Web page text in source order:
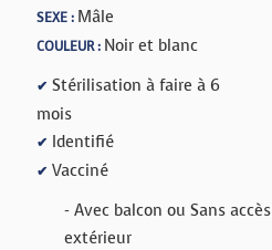
SEXE : Mâle
COULEUR : Noir et blanc
✔ Stérilisation à faire à 6
mois
✔ Identifié
✔ Vacciné
- Avec balcon ou Sans accès
extérieur